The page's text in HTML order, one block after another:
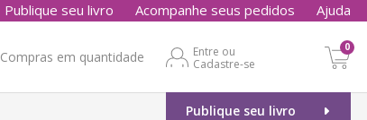
Publique seu livro Acompanhe seus pedidos Ajuda
Compras em quantidade
Entre ou
Cadastre-se
0
Publique seu livro